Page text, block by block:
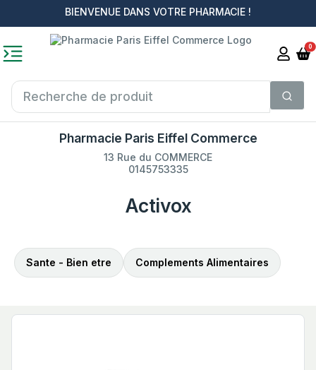
BIENVENUE DANS VOTRE PHARMACIE !
0
Pharmacie Paris Eiffel Commerce
13 Rue du COMMERCE
0145753335
Activox
Sante - Bien etre Complements Alimentaires